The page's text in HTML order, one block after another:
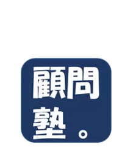
タ
イ
プ）
プ
ロ
デ